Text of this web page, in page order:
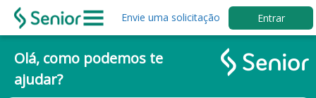
Envie uma solicitação Entrar
Olá, como podemos te
ajudar?